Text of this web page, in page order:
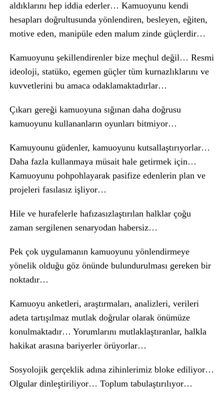
aldıklarını hep iddia ederler… Kamuoyunu kendi
hesapları doğrultusunda yönlendiren, besleyen, eğiten,
motive eden, manipüle eden malum zinde güçlerdir…
Kamuoyunu şekillendirenler bize meçhul değil… Resmi
ideoloji, statüko, egemen güçler tüm kurnazlıklarını ve
kuvvetlerini bu amaca odaklamaktadırlar…
Çıkarı gereği kamuoyuna sığınan daha doğrusu
kamuoyunu kullananların oyunları bitmiyor…
Kamuyounu güdenler, kamuoyunu kutsallaştırıyorlar…
Daha fazla kullanmaya müsait hale getirmek için…
Kamuoyunu pohpohlayarak pasifize edenlerin plan ve
projeleri fasılasız işliyor…
Hile ve hurafelerle hafızasızlaştırılan halklar çoğu
zaman sergilenen senaryodan habersiz…
Pek çok uygulamanın kamuoyunu yönlendirmeye
yönelik olduğu göz önünde bulundurulması gereken bir
noktadır…
Kamuoyu anketleri, araştırmaları, analizleri, verileri
adeta tartışılmaz mutlak doğrular olarak önümüze
konulmaktadır… Yorumlarını mutlaklaştıranlar, halkla
hakikat arasına bariyerler örüyorlar…
Sosyolojik gerçeklik adına zihinlerimiz bloke ediliyor…
Olgular dinleştiriliyor… Toplum tabulaştırılıyor…